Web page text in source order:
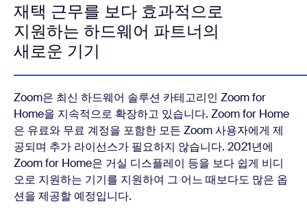
재택 근무를 보다 효과적으로
지원하는 하드웨어 파트너의
새로운 기기
Zoom은 최신 하드웨어 솔루션 카테고리인 Zoom for
Home을 지속적으로 확장하고 있습니다. Zoom for Home
은 유료와 무료 계정을 포함한 모든 Zoom 사용자에게 제
공되며 추가 라이선스가 필요하지 않습니다. 2021년에
Zoom for Home은 거실 디스플레이 등을 보다 쉽게 비디
오로 지원하는 기기를 지원하여 그 어느 때보다도 많은 옵
션을 제공할 예정입니다.